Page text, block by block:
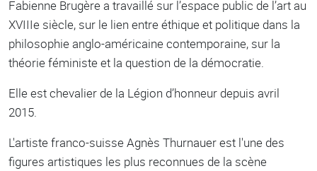
Fabienne Brugère a travaillé sur l’espace public de l’art au
XVIIIe siècle, sur le lien entre éthique et politique dans la
philosophie anglo-américaine contemporaine, sur la
théorie féministe et la question de la démocratie.
Elle est chevalier de la Légion d’honneur depuis avril
2015.
L'artiste franco-suisse Agnès Thurnauer est l'une des
figures artistiques les plus reconnues de la scène